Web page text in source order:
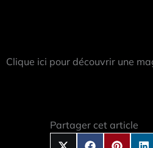
Clique ici pour découvrir une
Partager cet article
X
(Twitter)
FacebookPinterest